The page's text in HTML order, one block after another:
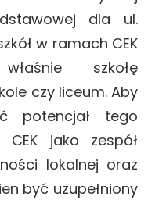
dla ul.
w ramach CEK
szkołę
czy liceum. Aby
potencjał tego
jako zespół
lokalnej oraz
być uzupełniony